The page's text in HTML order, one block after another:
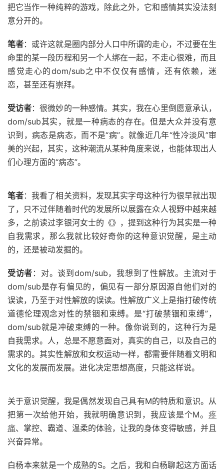
把它当作一种纯粹的游戏，除此之外，它和感情其实没法刻
意分开的。
笔者：或许这就是圈内部分人口中所谓的走心，不过要在生
命里的某一段历程和另一个人绑在一起，不走心很难，而且
感觉走心的dom/sub之中不仅仅有感情，还有依赖，迷
恋，甚至还有崇拜。
受访者：很微妙的一种感情。其实，我在心里倒愿意承认，
dom/sub其实，就是一种病态的存在。但是大众并没有意
识到，病态是病态，而不是“病”。就像近几年“性冷淡风”审
美的兴起，其实，这种潮流从某种角度来说，也能体现出人
们心理方面的“病态”。
笔者：我看了相关资料，发现其实字母这种行为很早就出现
了，只不过伴随着时代的发展所以展露在众人视野中越来越
多，之前读过李银河女士的《》，提到这种行为其实是一种
自我需求，那么我就比较好奇你的这种意识觉醒，是主动
的，还是被动发掘的。
受访者 ：对。谈到dom/sub，我想到了性解放。主流对于
dom/sub是存有偏见的，偏见有一部分原因源自他们对的
误读，乃至于对性解放的误读。性解放广义上是指打破传统
道德伦理观念对性的禁锢和束缚。是“打破禁锢和束缚”，
dom/sub就是冲破束缚的一种。像你说到的，这种行为是
自我需求。人，总是不愿意面对，真实的自己，以及自己的
需求的。其实性解放和女权运动一样，都需要伴随着文明和
文化的发展而发展。进化决定思想高度，只能这样说。
关于意识觉醒，我是偶然发现自己具有M的特质和意识。从
把第一次给他开始，我就明确意识到，我应该是个M。 疼
痛、掌控、霸道、温柔的体验，让我的身体变得敏感，并且
兴奋异常。
白杨本来就是一个成熟的S。之后，我和白杨聊起这方面话